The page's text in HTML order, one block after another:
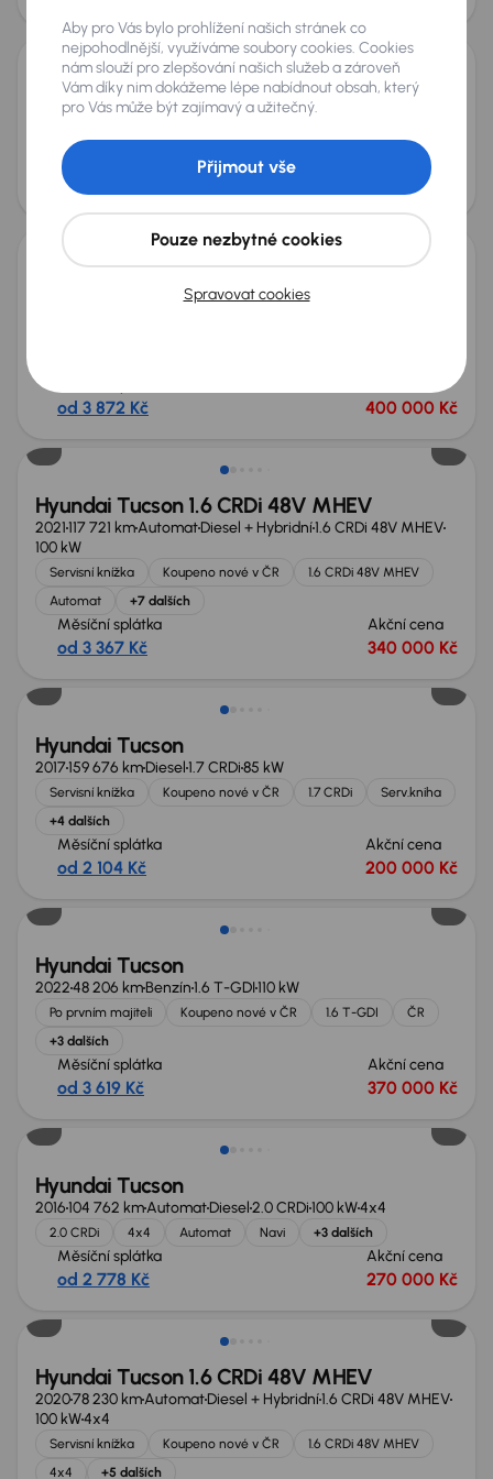
Hyundai Tucson
2019178 291 kmDiesel 1.6 CRDi 100 kW4x4
Koupeno nové v ČR 1.6 CRDi 4x4 ČR +3 dalších
Měsíční splátka
od 2 441 Kč
Akční cena
230 000 Kč
Zlevněno o 20 000 Kč
Benzín1.6 T-GDI110 kW4x4
od 3 872 Kč 400 000 Kč
Zlevněno o 20 000 Kč
Hyundai Tucson 1.6 CRDi 48V MHEV
2021117 721 kmAutomatDiesel + Hybridní1.6 CRDi 48V MHEV
100 kW
Servisní knížka Koupeno nové v ČR
1.6 CRDi 48V MHEV
Automat
+7 dalších
Měsíční splátka
od 3 367 Kč
Akční cena
340 000 Kč
Hyundai Tucson
2017159 676 kmDiesel1.7 CRDi85 kW
Servisní knížka Koupeno nové v ČR 1.7 CRDi
Serv.kniha
+4 dalších
Měsíční splátka
od 2 104 Kč
Akční cena
200 000 Kč
Hyundai Tucson
202248 206 kmBenzín1.6 T-GDI110 kW
Po prvním majiteli Koupeno nové v ČR 1.6 T-GDI
ČR
+3 dalších
Měsíční splátka
od 3 619 Kč
Akční cena
370 000 Kč
Nově v nabídce
Hyundai Tucson
2016104 762 kmAutomatDiesel2.0 CRDi100 kW4x4
2.0 CRDi 4x4 Automat Navi +3 dalších
Měsíční splátka
od 2 778 Kč
Akční cena
270 000 Kč
Nově v nabídce
Hyundai Tucson 1.6 CRDi 48V MHEV
202078 230 kmAutomatDiesel + Hybridní1.6 CRDi 48V MHEV
100 kW4x4
Servisní knížka Koupeno nové v ČR
1.6 CRDi 48V MHEV
4x4
+5 dalších
Aby pro Vás bylo prohlížení našich stránek co
nejpohodlnější, využíváme soubory cookies. Cookies
nám slouží pro zlepšování našich služeb a zároveň
Vám díky nim dokážeme lépe nabídnout obsah, který
pro Vás může být zajímavý a užitečný.
Spravovat cookies
Pouze nezbytné cookies
Přijmout vše